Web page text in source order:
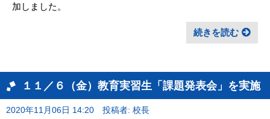
加しました。
続きを読む
１１／６（金）教育実習生「課題発表会」を実施
2020年11月06日 14:20 投稿者: 校長